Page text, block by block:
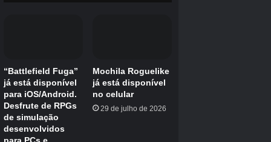
as suas marcas laranja permaneçam as
mesmas, o branco do seu corpo tornou-se um
azul elegante e fresco. Enquanto isso, suas
pequenas luvas de boxe ficaram brancas. O
efeito é um Pokémon brilhante que realmente